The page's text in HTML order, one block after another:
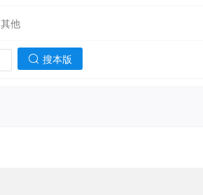
其他
搜本版